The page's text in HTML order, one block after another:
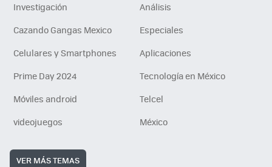
Investigación
Análisis
Cazando Gangas Mexico
Especiales
Celulares y Smartphones
Aplicaciones
Prime Day 2024
Tecnología en México
Móviles android
Telcel
videojuegos
México
VER MÁS TEMAS